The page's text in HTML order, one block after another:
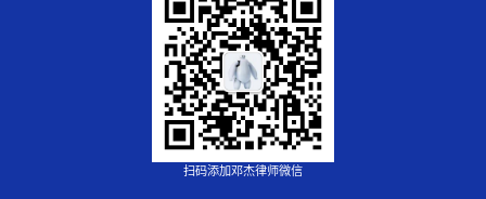
扫码添加邓杰律师微信